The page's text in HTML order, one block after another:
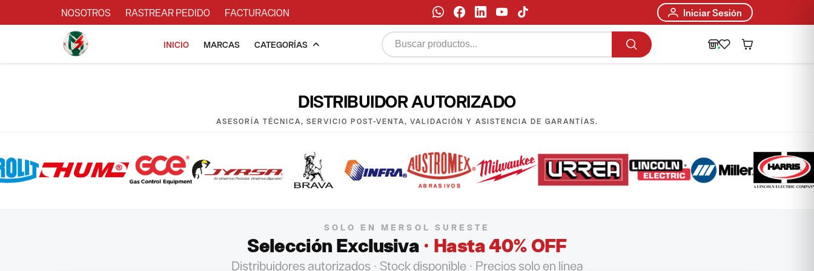
NOSOTROS RASTREAR PEDIDO FACTURACION Iniciar Sesión
INICIO MARCAS CATEGORÍAS
DISTRIBUIDOR AUTORIZADO
ASESORÍA TÉCNICA, SERVICIO POST-VENTA, VALIDACIÓN Y ASISTENCIA DE GARANTÍAS.
SOLO EN MERSOL SURESTE
Selección Exclusiva · Hasta 40% OFF
Distribuidores autorizados · Stock disponible · Precios solo en línea